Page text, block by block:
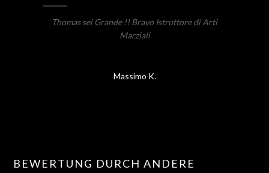
Thomas sei Grande !! Bravo Istruttore di Arti
Marziali
Massimo K.
BEWERTUNG DURCH ANDERE